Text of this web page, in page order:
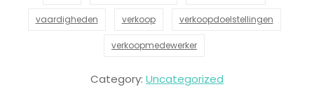
vaardigheden verkoop verkoopdoelstellingen
verkoopmedewerker
Category: Uncategorized